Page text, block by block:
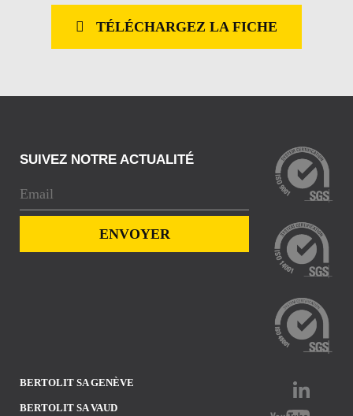
TÉLÉCHARGEZ LA FICHE
BERTOLIT SA GENÈVE
BERTOLIT SA VAUD
SUIVEZ NOTRE ACTUALITÉ